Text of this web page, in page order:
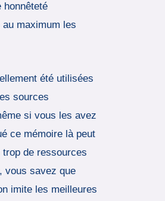
honnêteté
maximum les
été utilisées
sources
si vous les avez
ce mémoire là peut
de ressources
vous savez que
imite les meilleures